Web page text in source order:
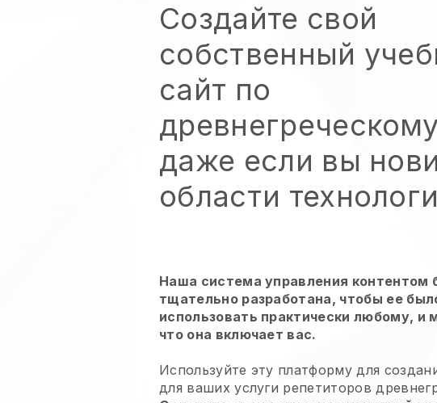
Создайте свой
собственный
сайт по
древнегреческому
даже если вы
области
Наша система управления контентом
тщательно разработана, чтобы ее
использовать практически любому, и
что она включает вас.
Используйте эту платформу для
для вашихуслуги репетиторов